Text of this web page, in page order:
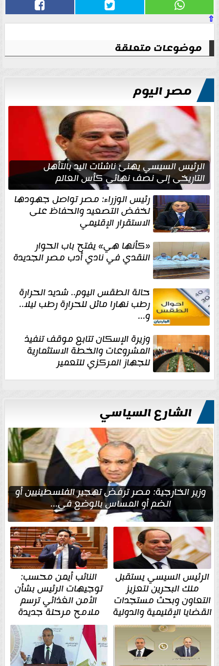
⇧
موضوعات متعلقة
مصر اليوم
الرئيس السيسي يهنئ ناشئات اليد بالتأهل
التاريخي إلى نصف نهائي كأس العالم
رئيس الوزراء: مصر تواصل جهودها
لخفض التصعيد والحفاظ على
الاستقرار الإقليمي
«كأنها هي» يفتح باب الحوار
النقدي في نادي أدب مصر الجديدة
حالة الطقس اليوم.. شديد الحرارة
رطب نهارا مائل للحرارة رطب ليلا..
و...
وزيرة الإسكان تتابع موقف تنفيذ
المشروعات والخطة الاستثمارية
للجهاز المركزي للتعمير
الشارع السياسي
وزير الخارجية: مصر ترفض تهجير الفلسطينيين أو
الضم أو المساس بالوضع في...
الرئيس السيسي يستقبل
ملك البحرين لتعزيز
التعاون وبحث مستجدات
القضايا الإقليمية والدولية
النائب أيمن محسب:
توجيهات الرئيس بشأن
الأمن الغذائي ترسم
ملامح مرحلة جديدة